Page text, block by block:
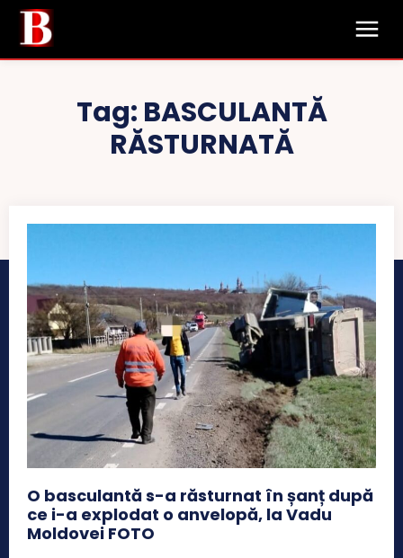
Tag: BASCULANTĂ
RĂSTURNATĂ
O basculantă s-a răsturnat în șanț după
ce i-a explodat o anvelopă, la Vadu
Moldovei FOTO